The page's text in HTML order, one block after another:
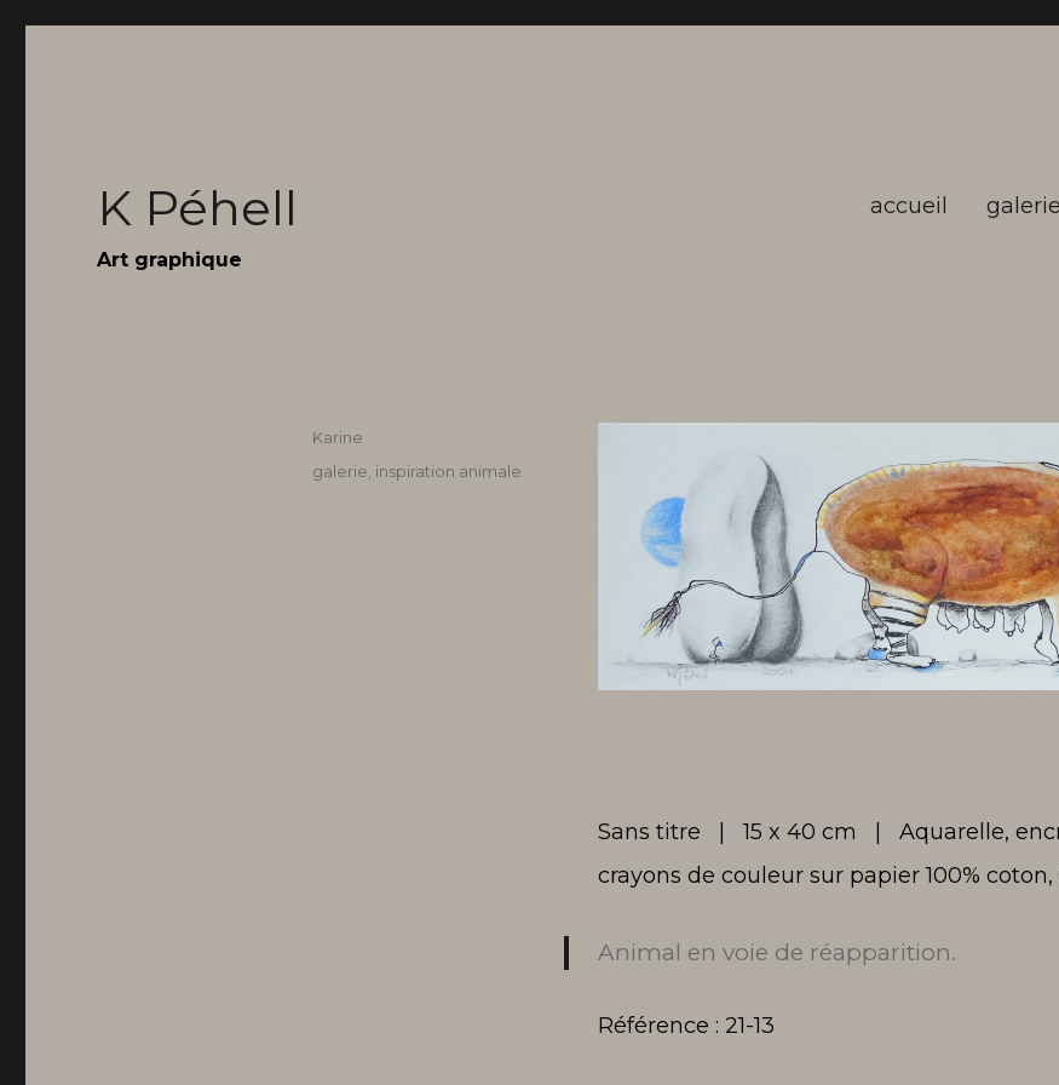
K Péhell
Art graphique
accueil galerie
Sans titre | 15 x 40 cm | Aquarelle,
crayons de couleur sur papier 100%
Animal en voie de réapparition.
Référence : 21-13
Auteur
Karine
Publié
Catégories
galerie inspiration animale